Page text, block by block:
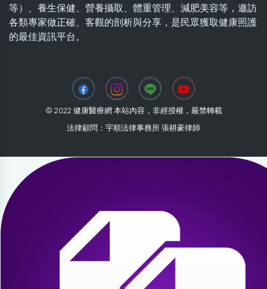
等）、養生保健、營養攝取、體重管理、減肥美容等，邀訪
各類專家做正確、客觀的剖析與分享，是民眾獲取健康照護
的最佳資訊平台。
© 2022 健康醫療網 本站內容，非經授權，嚴禁轉載
法律顧問：宇順法律事務所 張耕豪律師